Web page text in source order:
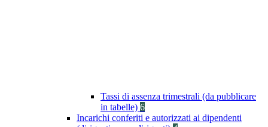
Tassi di assenza trimestrali (da pubblicare
in tabelle) 6
Incarichi conferiti e autorizzati ai dipendenti